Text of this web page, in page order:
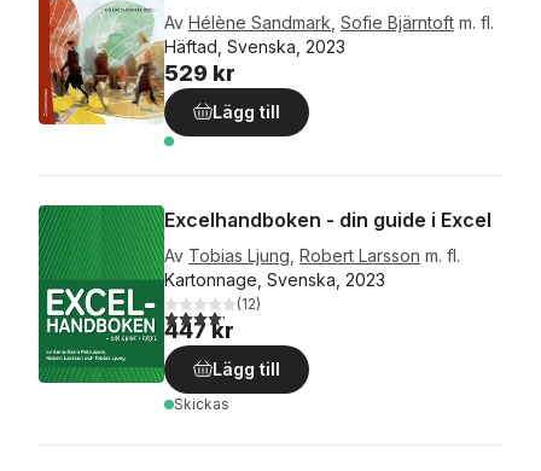
Av Hélène Sandmark Sofie Bjärntoft m. fl.
Häftad, Svenska, 2023
529 kr
Lägg till
Excelhandboken - din guide i Excel
Av Tobias Ljung Robert Larsson m. fl.
Kartonnage, Svenska, 2023
4,2utav 5 stjärnor. Totalt antal röster:
(12)
447 kr
Lägg till
Skickas